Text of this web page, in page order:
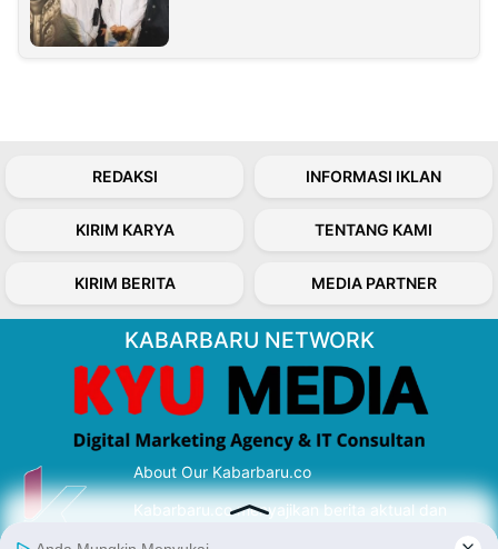
REDAKSI INFORMASI IKLAN
KIRIM KARYA TENTANG KAMI
KIRIM BERITA MEDIA PARTNER
KABARBARU NETWORK
About Our Kabarbaru.co
Kabarbaru.co menyajikan berita aktual dan